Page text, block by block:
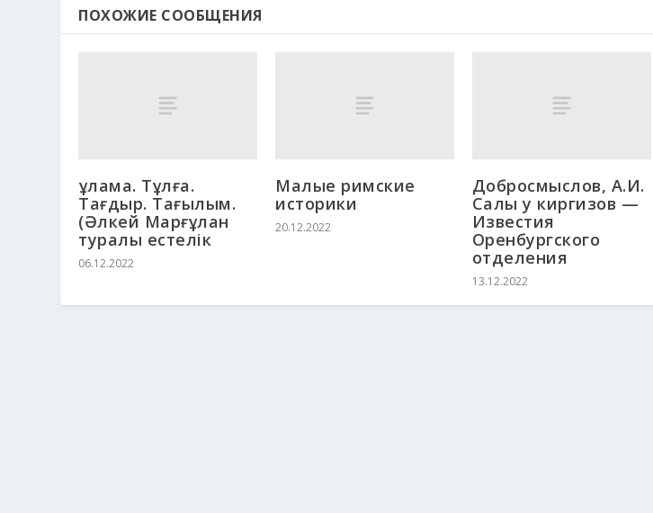
ПОХОЖИЕ СООБЩЕНИЯ
Ғұлама. Тұлға.
Тағдыр. Тағылым.
(Әлкей Марғұлан
туралы естелік
06.12.2022
Малые римские
историки
20.12.2022
Добросмыслов, А.И.
Салы у киргизов —
Известия
Оренбургского
отделения
13.12.2022